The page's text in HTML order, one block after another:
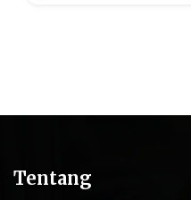
Tentang